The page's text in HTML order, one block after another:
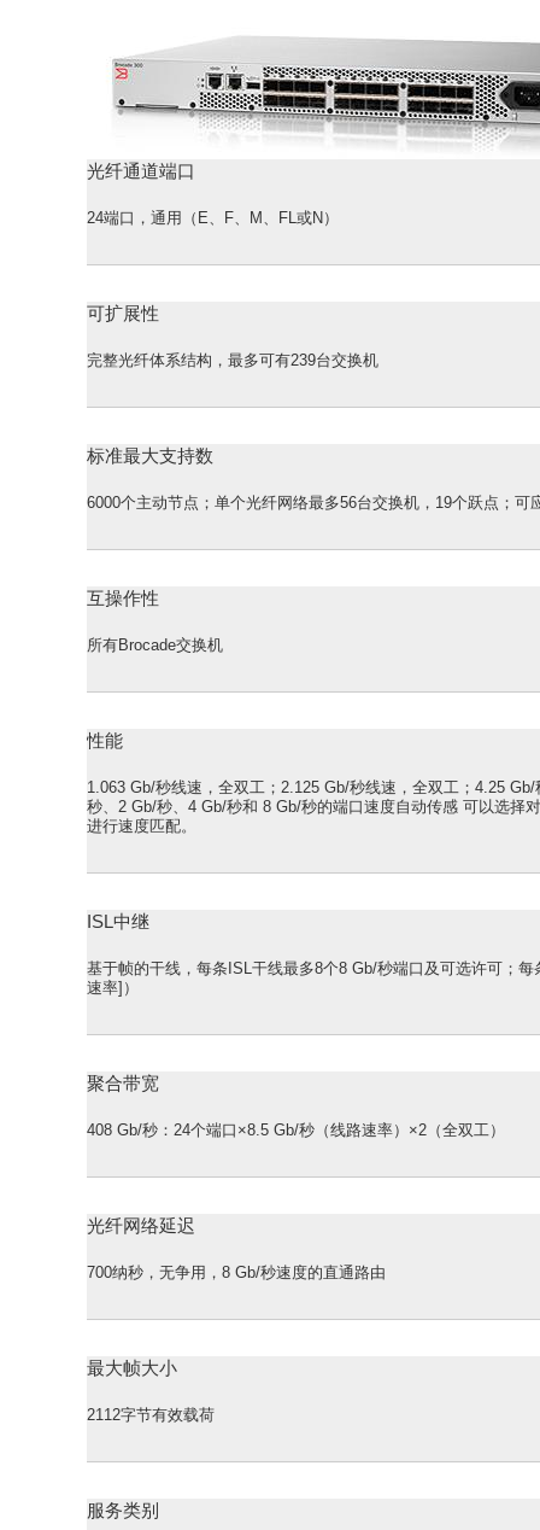
光纤通道端口
24端口，通用（E、F、M、FL或N）
可扩展性
完整光纤体系结构，最多可有239台交换机
标准最大支持数
6000个主动节点；单个光纤网络最多56台交换机，19个跃点；可
互操作性
所有Brocade交换机
性能
1.063 Gb/秒线速，全双工；2.125 Gb/秒线速，全双工；4.25
秒、2 Gb/秒、4 Gb/秒和 8 Gb/秒的端口速度自动传感 可以选择
进行速度匹配。
ISL中继
基于帧的干线，每条ISL干线最多8个8 Gb/秒端口及可选许可；
速率]）
聚合带宽
408 Gb/秒：24个端口×8.5 Gb/秒（线路速率）×2（全双工）
光纤网络延迟
700纳秒，无争用，8 Gb/秒速度的直通路由
最大帧大小
2112字节有效载荷
服务类别